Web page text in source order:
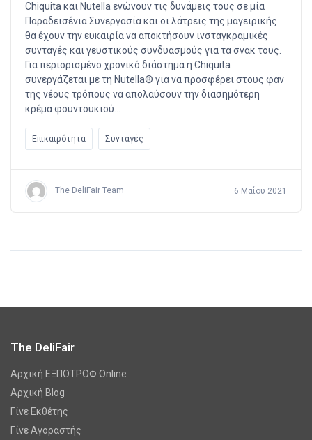
Chiquita και Nutella ενώνουν τις δυνάμεις τους σε μία
Παραδεισένια Συνεργασία και οι λάτρεις της μαγειρικής
θα έχουν την ευκαιρία να αποκτήσουν ινσταγκραμικές
συνταγές και γευστικούς συνδυασμούς για τα σνακ τους.
Για περιορισμένο χρονικό διάστημα η Chiquita
συνεργάζεται με τη Nutella® για να προσφέρει στους φαν
της νέους τρόπους να απολαύσουν την διασημότερη
κρέμα φουντουκιού…
Επικαιρότητα Συνταγές
The DeliFair Team 6 Μαΐου 2021
The DeliFair
Αρχική ΕΞΠΟΤΡΟΦ Online
Αρχική Blog
Γίνε Εκθέτης
Γίνε Αγοραστής